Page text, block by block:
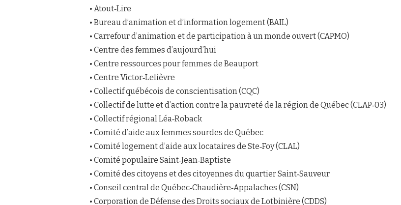
• Atout‐Lire
• Bureau d’animation et d’information logement (BAIL)
• Carrefour d’animation et de participation à un monde ouvert (CAPMO)
• Centre des femmes d’aujourd’hui
• Centre ressources pour femmes de Beauport
• Centre Victor‐Lelièvre
• Collectif québécois de conscientisation (CQC)
• Collectif de lutte et d’action contre la pauvreté de la région de Québec (CLAP‐03)
• Collectif régional Léa‐Roback
• Comité d’aide aux femmes sourdes de Québec
• Comité logement d’aide aux locataires de Ste‐Foy (CLAL)
• Comité populaire Saint‐Jean‐Baptiste
• Comité des citoyens et des citoyennes du quartier Saint‐Sauveur
• Conseil central de Québec‐Chaudière‐Appalaches (CSN)
• Corporation de Défense des Droits sociaux de Lotbinière (CDDS)